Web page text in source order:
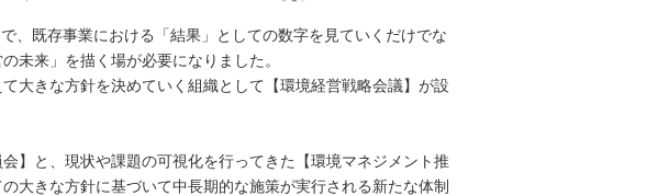
、既存事業における「結果」としての数字を見ていくだけでな
未来」を描く場が必要になりました。
大きな方針を決めていく組織として【環境経営戦略会議】が設
】と、現状や課題の可視化を行ってきた【環境マネジメント推
大きな方針に基づいて中長期的な施策が実行される新たな体制